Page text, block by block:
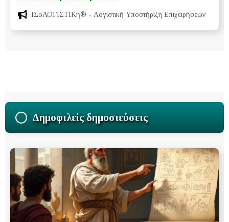
ΙΣοΛΟΓΙΣΤΙΚή® - Λογιστική Υποστήριξη Επιχειρήσεων
Δημοφιλείς δημοσιεύσεις